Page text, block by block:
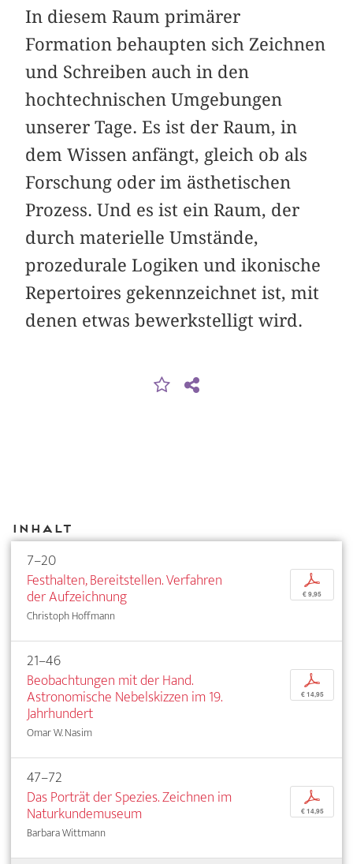
In diesem Raum primärer
Formation behaupten sich Zeichnen
und Schreiben auch in den
hochtechnischen Umgebungen
unserer Tage. Es ist der Raum, in
dem Wissen anfängt, gleich ob als
Forschung oder im ästhetischen
Prozess. Und es ist ein Raum, der
durch materielle Umstände,
prozedurale Logiken und ikonische
Repertoires gekennzeichnet ist, mit
denen etwas bewerkstelligt wird.
Inhalt
7–20
Festhalten, Bereitstellen. Verfahren
der Aufzeichnung
Christoph Hoffmann
p
€ 9,95
21–46
Beobachtungen mit der Hand.
Astronomische Nebelskizzen im 19.
Jahrhundert
Omar W. Nasim
p
€ 14,95
47–72
Das Porträt der Spezies. Zeichnen im
Naturkundemuseum
Barbara Wittmann
p
€ 14,95